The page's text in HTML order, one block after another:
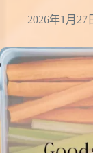
2026年1月27